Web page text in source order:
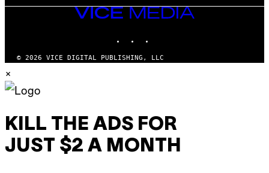
VICE
MEDIA
© 2026 VICE DIGITAL PUBLISHING, LLC
×
KILL THE ADS FOR
JUST $2 A MONTH